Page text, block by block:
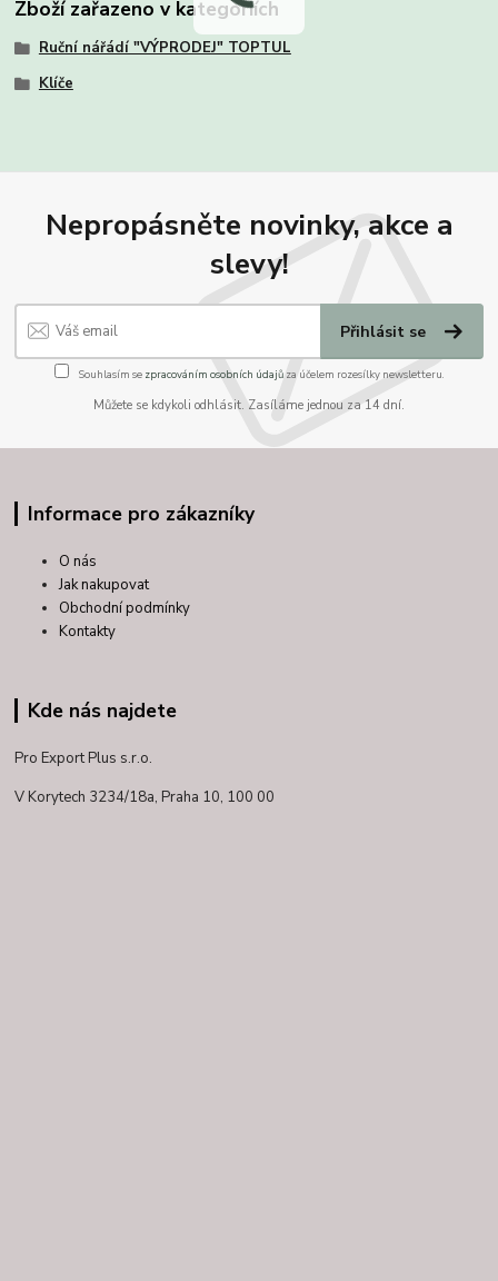
Zboží zařazeno v kategoriích
Ruční nářádí "VÝPRODEJ" TOPTUL
Klíče
Nepropásněte novinky, akce a
slevy!
Přihlásit se
Souhlasím se zpracováním osobních údajůza účelem rozesílky newsletteru.
Můžete se kdykoli odhlásit. Zasíláme jednou za 14 dní.
Informace pro zákazníky
O nás
Jak nakupovat
Obchodní podmínky
Kontakty
Kde nás najdete
Pro Export Plus s.r.o.
V Korytech 3234/18a, Praha 10, 100 00